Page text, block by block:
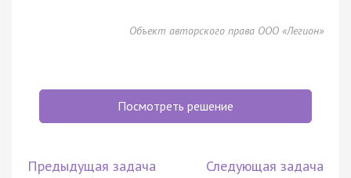
Объект авторского права ООО «Легион»
Посмотреть решение
Предыдущая задача Следующая задача